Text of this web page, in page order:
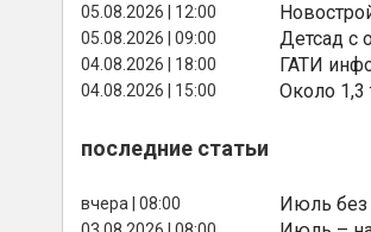
05.08.2026 | 12:00
05.08.2026 | 09:00 Детсад с
04.08.2026 | 18:00 ГАТИ
04.08.2026 | 15:00 Около 1,3
последние статьи
вчера | 08:00 Июль без